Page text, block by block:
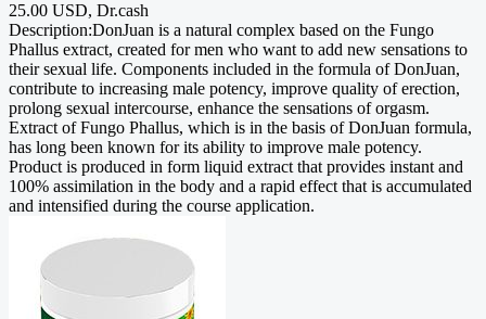
25.00 USD, Dr.cash
Description:DonJuan is a natural complex based on the Fungo
Phallus extract, created for men who want to add new sensations to
their sexual life. Components included in the formula of DonJuan,
contribute to increasing male potency, improve quality of erection,
prolong sexual intercourse, enhance the sensations of orgasm.
Extract of Fungo Phallus, which is in the basis of DonJuan formula,
has long been known for its ability to improve male potency.
Product is produced in form liquid extract that provides instant and
100% assimilation in the body and a rapid effect that is accumulated
and intensified during the course application.